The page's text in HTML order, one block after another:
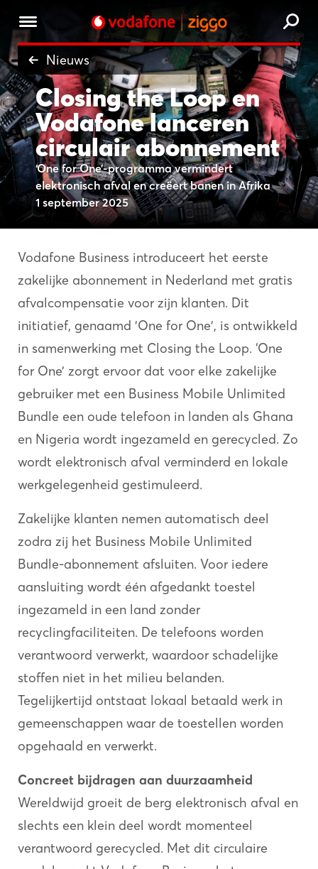
Nieuws
Closing the Loop en
Vodafone lanceren
circulair abonnement
‘One for One’-programma vermindert
elektronisch afval en creëert banen in Afrika
1 september 2025
Vodafone Business introduceert het eerste
zakelijke abonnement in Nederland met gratis
afvalcompensatie voor zijn klanten. Dit
initiatief, genaamd 'One for One', is ontwikkeld
in samenwerking met Closing the Loop. ‘One
for One’ zorgt ervoor dat voor elke zakelijke
gebruiker met een Business Mobile Unlimited
Bundle een oude telefoon in landen als Ghana
en Nigeria wordt ingezameld en gerecycled. Zo
wordt elektronisch afval verminderd en lokale
werkgelegenheid gestimuleerd.
Zakelijke klanten nemen automatisch deel
zodra zij het Business Mobile Unlimited
Bundle-abonnement afsluiten. Voor iedere
aansluiting wordt één afgedankt toestel
ingezameld in een land zonder
recyclingfaciliteiten. De telefoons worden
verantwoord verwerkt, waardoor schadelijke
stoffen niet in het milieu belanden.
Tegelijkertijd ontstaat lokaal betaald werk in
gemeenschappen waar de toestellen worden
opgehaald en verwerkt.
Concreet bijdragen aan duurzaamheid
Wereldwijd groeit de berg elektronisch afval en
slechts een klein deel wordt momenteel
verantwoord gerecycled. Met dit circulaire